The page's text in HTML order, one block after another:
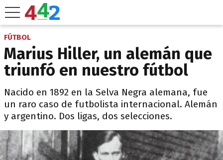
FÚTBOL
Marius Hiller, un alemán que
triunfó en nuestro fútbol
Nacido en 1892 en la Selva Negra alemana, fue
un raro caso de futbolista internacional. Alemán
y argentino. Dos ligas, dos selecciones.